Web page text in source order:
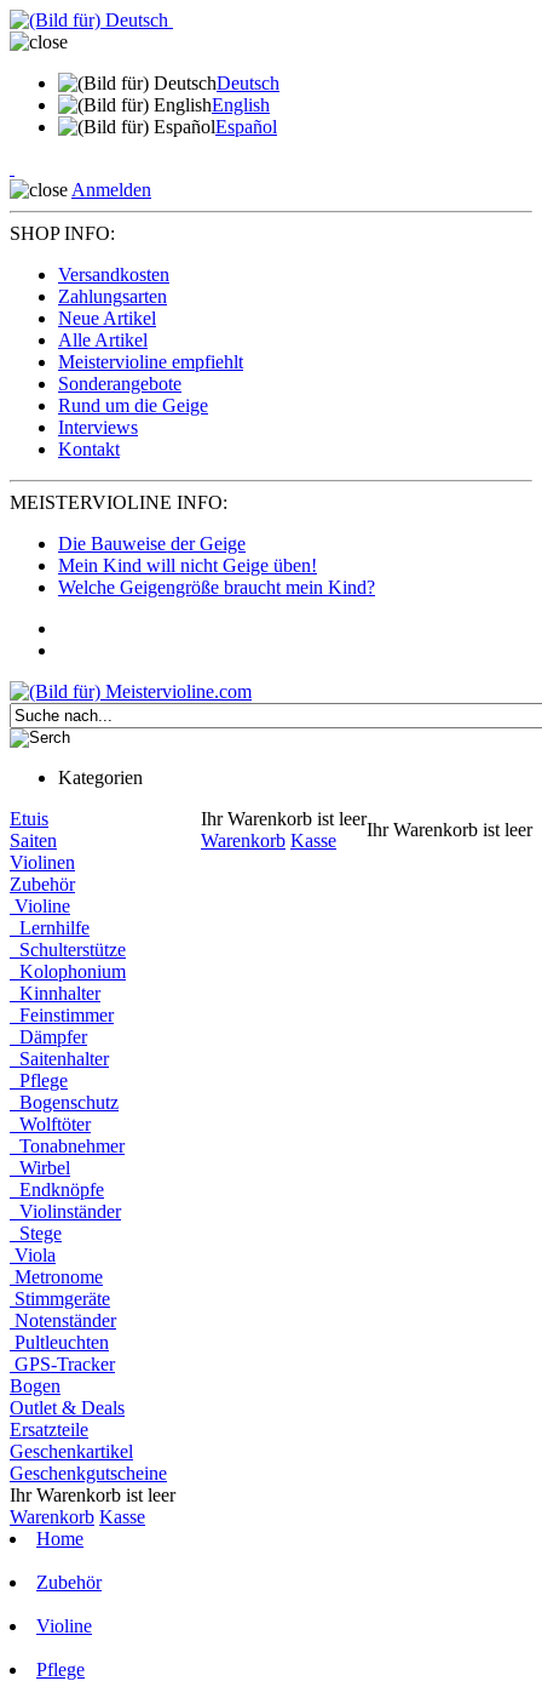
Deutsch
English
Español
Anmelden
SHOP INFO:
Versandkosten
Zahlungsarten
Neue Artikel
Alle Artikel
Meistervioline empfiehlt
Sonderangebote
Rund um die Geige
Interviews
Kontakt
MEISTERVIOLINE INFO:
Die Bauweise der Geige
Mein Kind will nicht Geige üben!
Welche Geigengröße braucht mein Kind?
Kategorien
Ihr Warenkorb ist leer
Warenkorb Kasse
Ihr Warenkorb ist leer
Etuis
Saiten
Violinen
Zubehör
Violine
Lernhilfe
Schulterstütze
Kolophonium
Kinnhalter
Feinstimmer
Dämpfer
Saitenhalter
Pflege
Bogenschutz
Wolftöter
Tonabnehmer
Wirbel
Endknöpfe
Violinständer
Stege
Viola
Metronome
Stimmgeräte
Notenständer
Pultleuchten
GPS-Tracker
Bogen
Outlet & Deals
Ersatzteile
Geschenkartikel
Geschenkgutscheine
Ihr Warenkorb ist leer
Warenkorb Kasse
Home
Zubehör
Violine
Pflege